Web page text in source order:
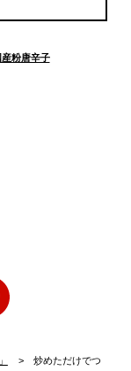
粉唐辛子
炒めただけでつ